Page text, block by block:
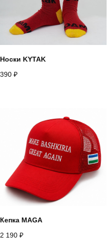
Носки KYTAK
390 ₽
Кепка MAGA
2 190 ₽